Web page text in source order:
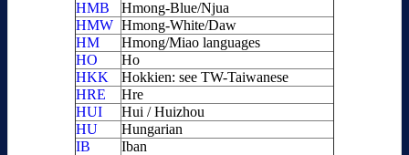
HMB
Hmong-Blue/Njua
HMW Hmong-White/Daw
HM
Hmong/Miao languages
HO
Ho
HKK
Hokkien: see TW-Taiwanese
HRE
Hre
HUI
Hui / Huizhou
HU
Hungarian
IB
Iban